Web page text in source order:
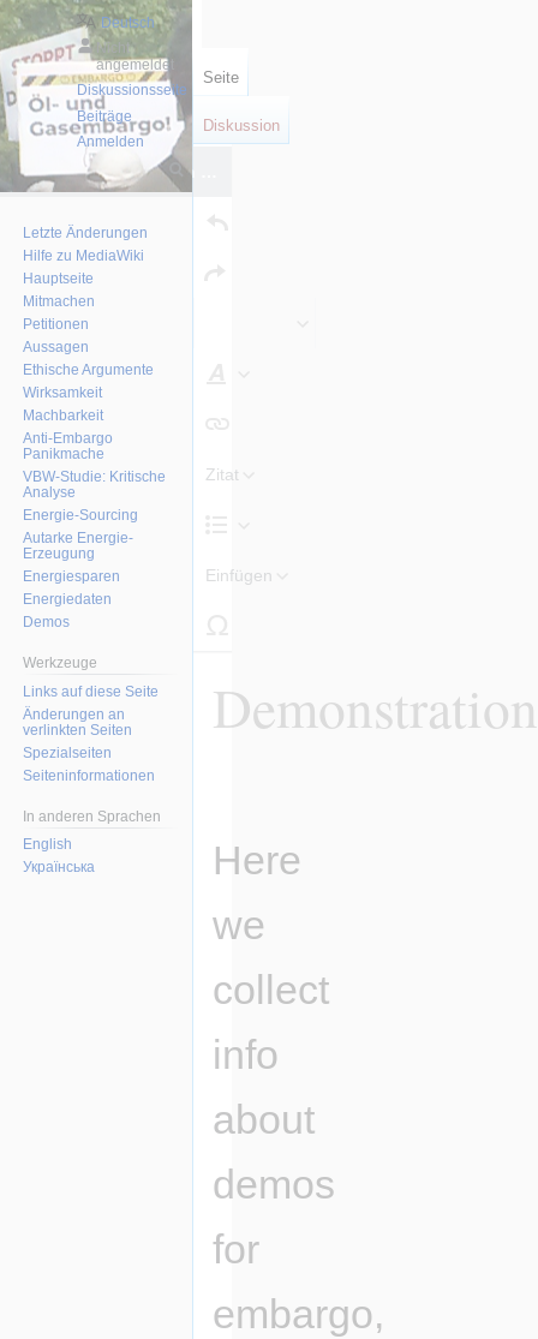
Seitenoptionen
wechseln
Änderungen speichern …
Zitat
Einfügen
Here
we
collect
info
about
demos
for
embargo,
Deutsch
Nicht
angemeldet
Diskussionsseite
Beiträge
Anmelden
Seite
Diskussion
Letzte Änderungen
Hilfe zu MediaWiki
Hauptseite
Mitmachen
Petitionen
Aussagen
Ethische Argumente
Wirksamkeit
Machbarkeit
Anti-Embargo
Panikmache
VBW-Studie: Kritische
Analyse
Energie-Sourcing
Autarke Energie-
Erzeugung
Energiesparen
Energiedaten
Demos
Werkzeuge
Links auf diese Seite
Änderungen an
verlinkten Seiten
Spezialseiten
Seiten­informationen
In anderen Sprachen
English
Українська